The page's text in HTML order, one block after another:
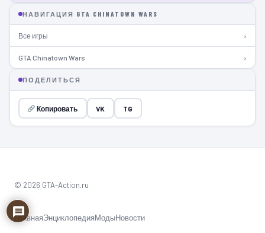
НАВИГАЦИЯ GTA CHINATOWN WARS
Все игры ›
GTA Chinatown Wars ›
ПОДЕЛИТЬСЯ
Копировать VK TG
© 2026 GTA-Action.ru
ГлавнаяЭнциклопедияМодыНовости